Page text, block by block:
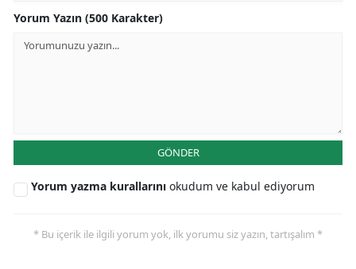
Yorum Yazın (500 Karakter)
GÖNDER
Yorum yazma kurallarını okudum ve kabul ediyorum
* Bu içerik ile ilgili yorum yok, ilk yorumu siz yazın, tartışalım *